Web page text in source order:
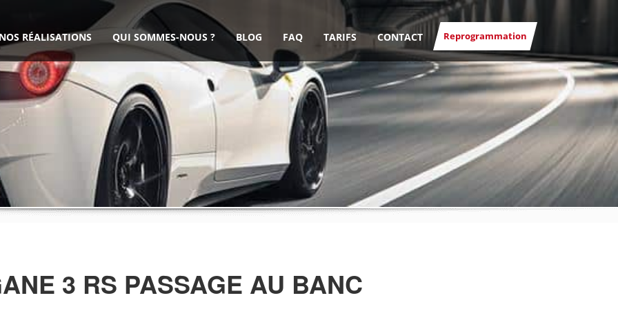
RÉALISATIONS QUI SOMMES-NOUS ? BLOG FAQ TARIFS CONTACT Reprogrammation
3 RS PASSAGE AU BANC